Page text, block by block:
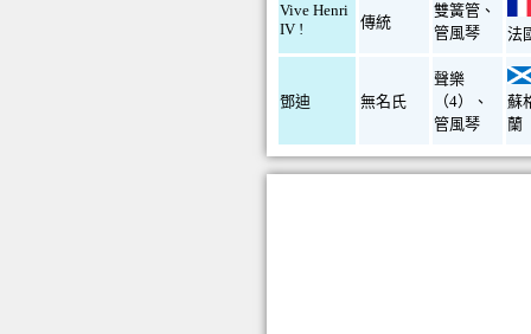
Vive Henri
IV !
傳統
雙簧管 、
管風琴
法
鄧迪 無名氏
聲樂
（4）
、
管風琴
蘇
蘭